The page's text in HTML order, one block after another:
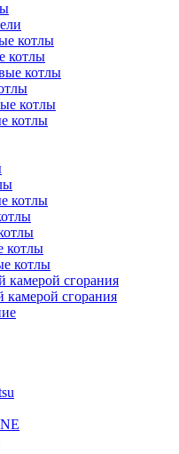
котлы
котлы
котлы
котлы
котлы
котлы
котлы
котлы
камерой сгорания
камерой сгорания